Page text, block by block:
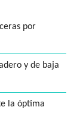
por
y de baja
la óptima